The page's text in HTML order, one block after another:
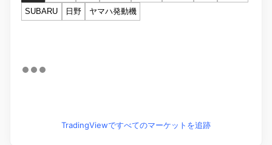
SUBARU
日野 ヤマハ発動機
TradingViewですべてのマーケットを追跡